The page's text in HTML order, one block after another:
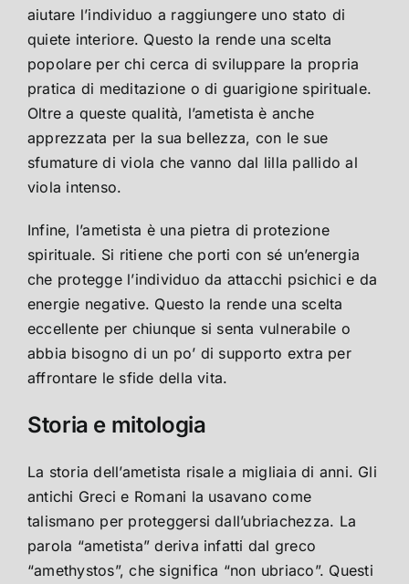
aiutare l’individuo a raggiungere uno stato di
quiete interiore. Questo la rende una scelta
popolare per chi cerca di sviluppare la propria
pratica di meditazione o di guarigione spirituale.
Oltre a queste qualità, l’ametista è anche
apprezzata per la sua bellezza, con le sue
sfumature di viola che vanno dal lilla pallido al
viola intenso.
Infine, l’ametista è una pietra di protezione
spirituale. Si ritiene che porti con sé un’energia
che protegge l’individuo da attacchi psichici e da
energie negative. Questo la rende una scelta
eccellente per chiunque si senta vulnerabile o
abbia bisogno di un po’ di supporto extra per
affrontare le sfide della vita.
Storia e mitologia
La storia dell’ametista risale a migliaia di anni. Gli
antichi Greci e Romani la usavano come
talismano per proteggersi dall’ubriachezza. La
parola “ametista” deriva infatti dal greco
“amethystos”, che significa “non ubriaco”. Questi